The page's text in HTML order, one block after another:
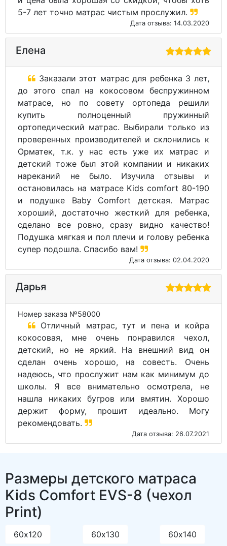
5-7 лет точно матрас чистым прослужил.
Дата отзыва: 14.03.2020
Елена
Заказали этот матрас для ребенка 3 лет,
до этого спал на кокосовом беспружинном
матрасе, но по совету ортопеда решили
купить полноценный пружинный
ортопедический матрас. Выбирали только из
проверенных производителей и склонились к
Орматек, т.к. у нас есть уже их матрас и
детский тоже был этой компании и никаких
нареканий не было. Изучила отзывы и
остановилась на матрасе Kids comfort 80-190
и подушке Baby Comfort детская. Матрас
хороший, достаточно жесткий для ребенка,
сделано все ровно, сразу видно качество!
Подушка мягкая и пол плечи и голову ребенка
супер подошла. Спасибо вам!
Дата отзыва: 02.04.2020
Дарья
Номер заказа №58000
Отличный матрас, тут и пена и койра
кокосовая, мне очень понравился чехол,
детский, но не яркий. На внешний вид он
сделан очень хорошо, на совесть. Очень
надеюсь, что прослужит нам как минимум до
школы. Я все внимательно осмотрела, не
нашла никаких бугров или вмятин. Хорошо
держит форму, прошит идеально. Могу
рекомендовать.
Дата отзыва: 26.07.2021
Размеры детского матраса
Kids Comfort EVS-8 (чехол
Print)
60х120 60х130 60х140